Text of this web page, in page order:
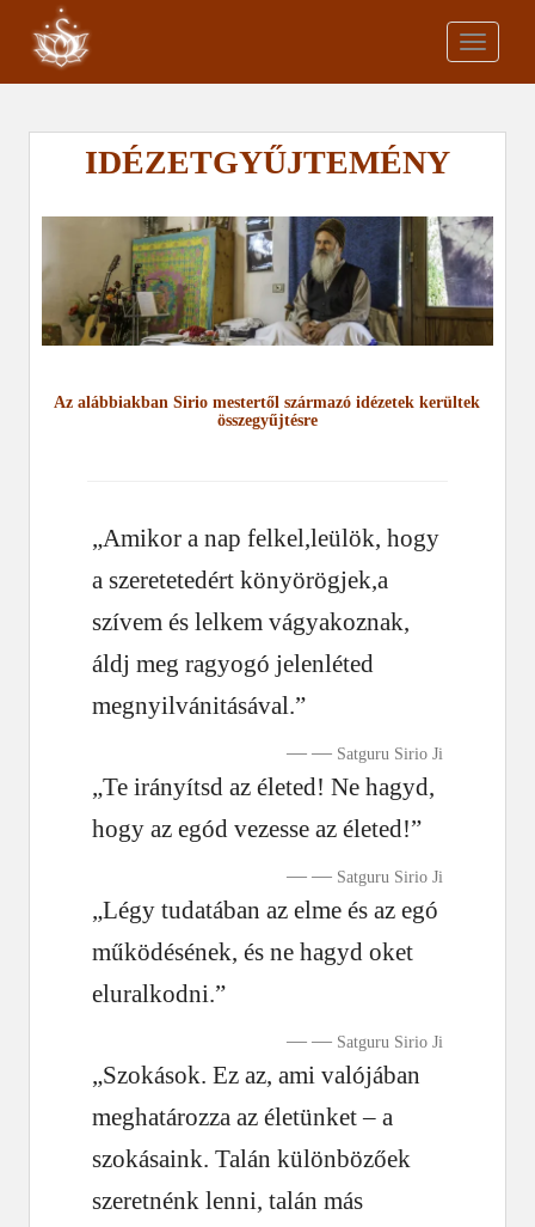
IDÉZETGYŰJTEMÉNY
Az alábbiakban Sirio mestertől származó idézetek kerültek
összegyűjtésre
„Amikor a nap felkel,leülök, hogy
a szeretetedért könyörögjek,a
szívem és lelkem vágyakoznak,
áldj meg ragyogó jelenléted
megnyilvánitásával.”
— Satguru Sirio Ji
„Te irányítsd az életed! Ne hagyd,
hogy az egód vezesse az életed!”
— Satguru Sirio Ji
„Légy tudatában az elme és az egó
működésének, és ne hagyd oket
eluralkodni.”
— Satguru Sirio Ji
„Szokások. Ez az, ami valójában
meghatározza az életünket – a
szokásaink. Talán különbözőek
szeretnénk lenni, talán más